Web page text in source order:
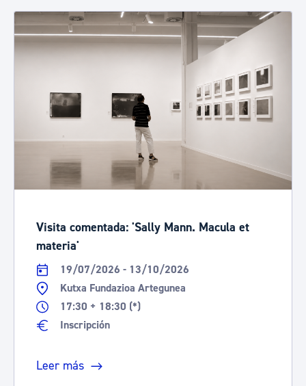
Visita comentada: 'Sally Mann. Macula et
materia'
19/07/2026 - 13/10/2026
Kutxa Fundazioa Artegunea
17:30 + 18:30 (*)
Inscripción
Leer más